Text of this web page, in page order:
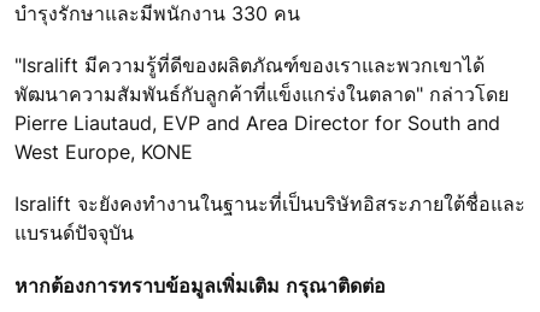
บำรุงรักษาและมีพนักงาน 330 คน
"Isralift มีความรู้ที่ดีของผลิตภัณฑ์ของเราและพวกเขาได้
พัฒนาความสัมพันธ์กับลูกค้าที่แข็งแกร่งในตลาด" กล่าวโดย
Pierre Liautaud, EVP and Area Director for South and
West Europe, KONE
Isralift จะยังคงทำงานในฐานะที่เป็นบริษัทอิสระภายใต้ชื่อและ
แบรนด์ปัจจุบัน
หากต้องการทราบข้อมูลเพิ่มเติม กรุณาติดต่อ